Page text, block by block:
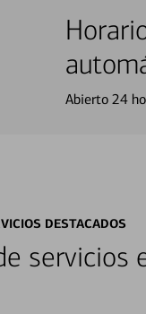
Abierto 24
DESTACADOS
servicios